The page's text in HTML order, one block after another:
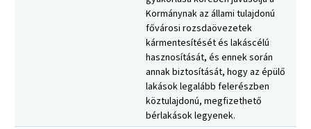
Kormánynak az állami tulajdonú
fővárosi rozsdaövezetek
kármentesítését és lakáscélú
hasznosítását, és ennek során
annak biztosítását, hogy az épülő
lakások legalább felerészben
köztulajdonú, megfizethető
bérlakások legyenek.